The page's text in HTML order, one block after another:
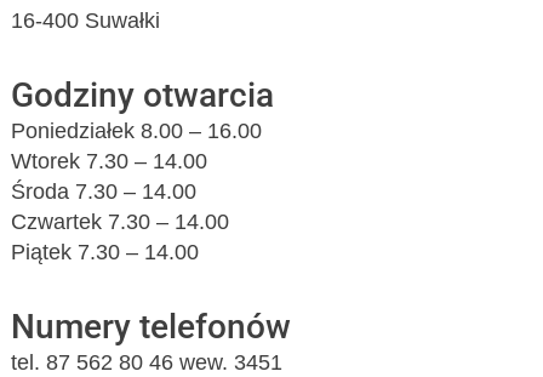
16-400 Suwałki
Godziny otwarcia
Poniedziałek 8.00 – 16.00
Wtorek 7.30 – 14.00
Środa 7.30 – 14.00
Czwartek 7.30 – 14.00
Piątek 7.30 – 14.00
Numery telefonów
tel. 87 562 80 46 wew. 3451